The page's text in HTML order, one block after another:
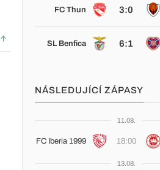
FC Thun 3:0
SL Benfica 6:1
NÁSLEDUJÍCÍ ZÁPASY
11.08.
FC Iberia 1999 18:00
13.08.